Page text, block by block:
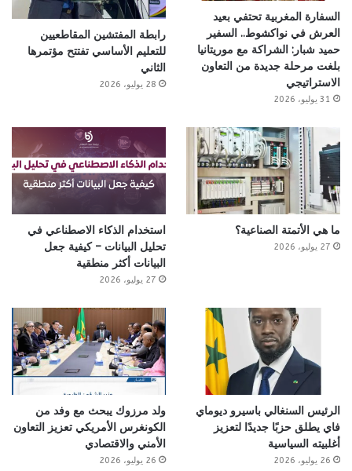
السفارة المغربية تحتفي بعيد
العرش في نواكشوط.. السفير
حميد شبار: الشراكة مع موريتانيا
بلغت مرحلة جديدة من التعاون
الاستراتيجي
31 يوليو، 2026
رابطة المفتشين المقاطعيين
للتعليم الأساسي تفتتح مؤتمرها
الثاني
28 يوليو، 2026
ما هي الأتمتة الصناعية؟
27 يوليو، 2026
استخدام الذكاء الاصطناعي في
تحليل البيانات – كيفية جعل
البيانات أكثر منطقية
27 يوليو، 2026
الرئيس السنغالي باسيرو ديوماي
فاي يطلق حزبًا جديدًا لتعزيز
أغلبيته السياسية
26 يوليو، 2026
ولد مرزوك يبحث مع وفد من
الكونغرس الأمريكي تعزيز التعاون
الأمني والاقتصادي
26 يوليو، 2026